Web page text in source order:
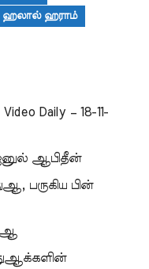
ஹலால் ஹராம்
Daily – 18-11-
ஆபிதீன்
பருகிய பின்